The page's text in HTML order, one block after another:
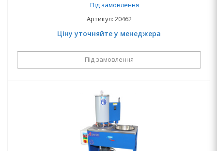
Під замовлення
Артикул: 20462
Ціну уточняйте у менеджера
Під замовлення